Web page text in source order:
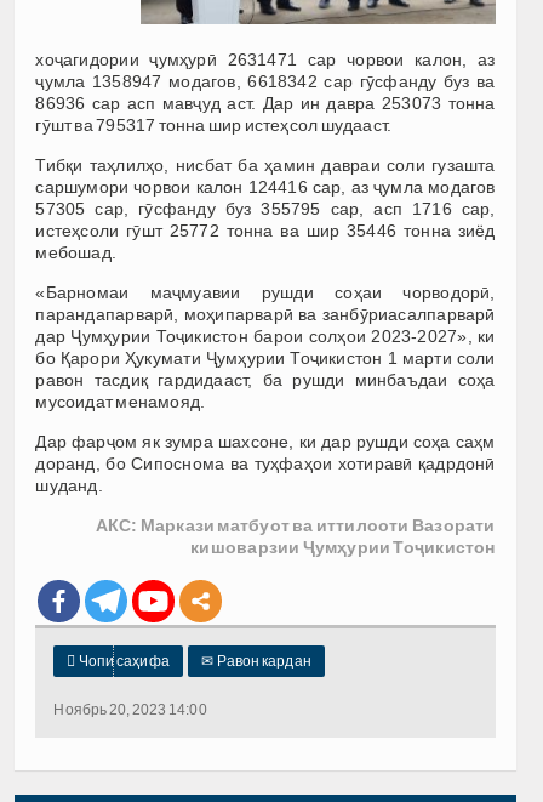
хоҷагидории ҷумҳурӣ 2631471 сар чорвои калон, аз
ҷумла 1358947 модагов, 6618342 сар гӯсфанду буз ва
86936 сар асп мавҷуд аст. Дар ин давра 253073 тонна
гӯшт ва 795317 тонна шир истеҳсол шудааст.
Тибқи таҳлилҳо, нисбат ба ҳамин давраи соли гузашта
саршумори чорвои калон 124416 сар, аз ҷумла модагов
57305 сар, гӯсфанду буз 355795 сар, асп 1716 сар,
истеҳсоли гӯшт 25772 тонна ва шир 35446 тонна зиёд
мебошад.
«Барномаи маҷмуавии рушди соҳаи чорводорӣ,
парандапарварӣ, моҳипарварӣ ва занбӯриасалпарварӣ
дар Ҷумҳурии Тоҷикистон барои солҳои 2023-2027», ки
бо Қарори Ҳукумати Ҷумҳурии Тоҷикистон 1 марти соли
равон тасдиқ гардидааст, ба рушди минбаъдаи соҳа
мусоидат менамояд.
Дар фарҷом як зумра шахсоне, ки дар рушди соҳа саҳм
доранд, бо Сипоснома ва туҳфаҳои хотиравӣ қадрдонӣ
шуданд.
АКС: Маркази матбуот ва иттилооти Вазорати
кишоварзии Ҷумҳурии Тоҷикистон
 Чопи саҳифа ✉ Равон кардан
Ноябрь 20, 2023 14:00